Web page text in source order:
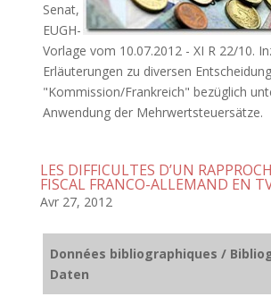
Senat,
EUGH-
Vorlage vom 10.07.2012 - XI R 22/10.
Erläuterungen zu diversen
"Kommission/Frankreich" bezüglich
Anwendung der Mehrwertsteuersätze.
LES DIFFICULTES D’UN
FISCAL FRANCO-ALLEMAND EN
Avr 27, 2012
Données bibliographiques /
Daten